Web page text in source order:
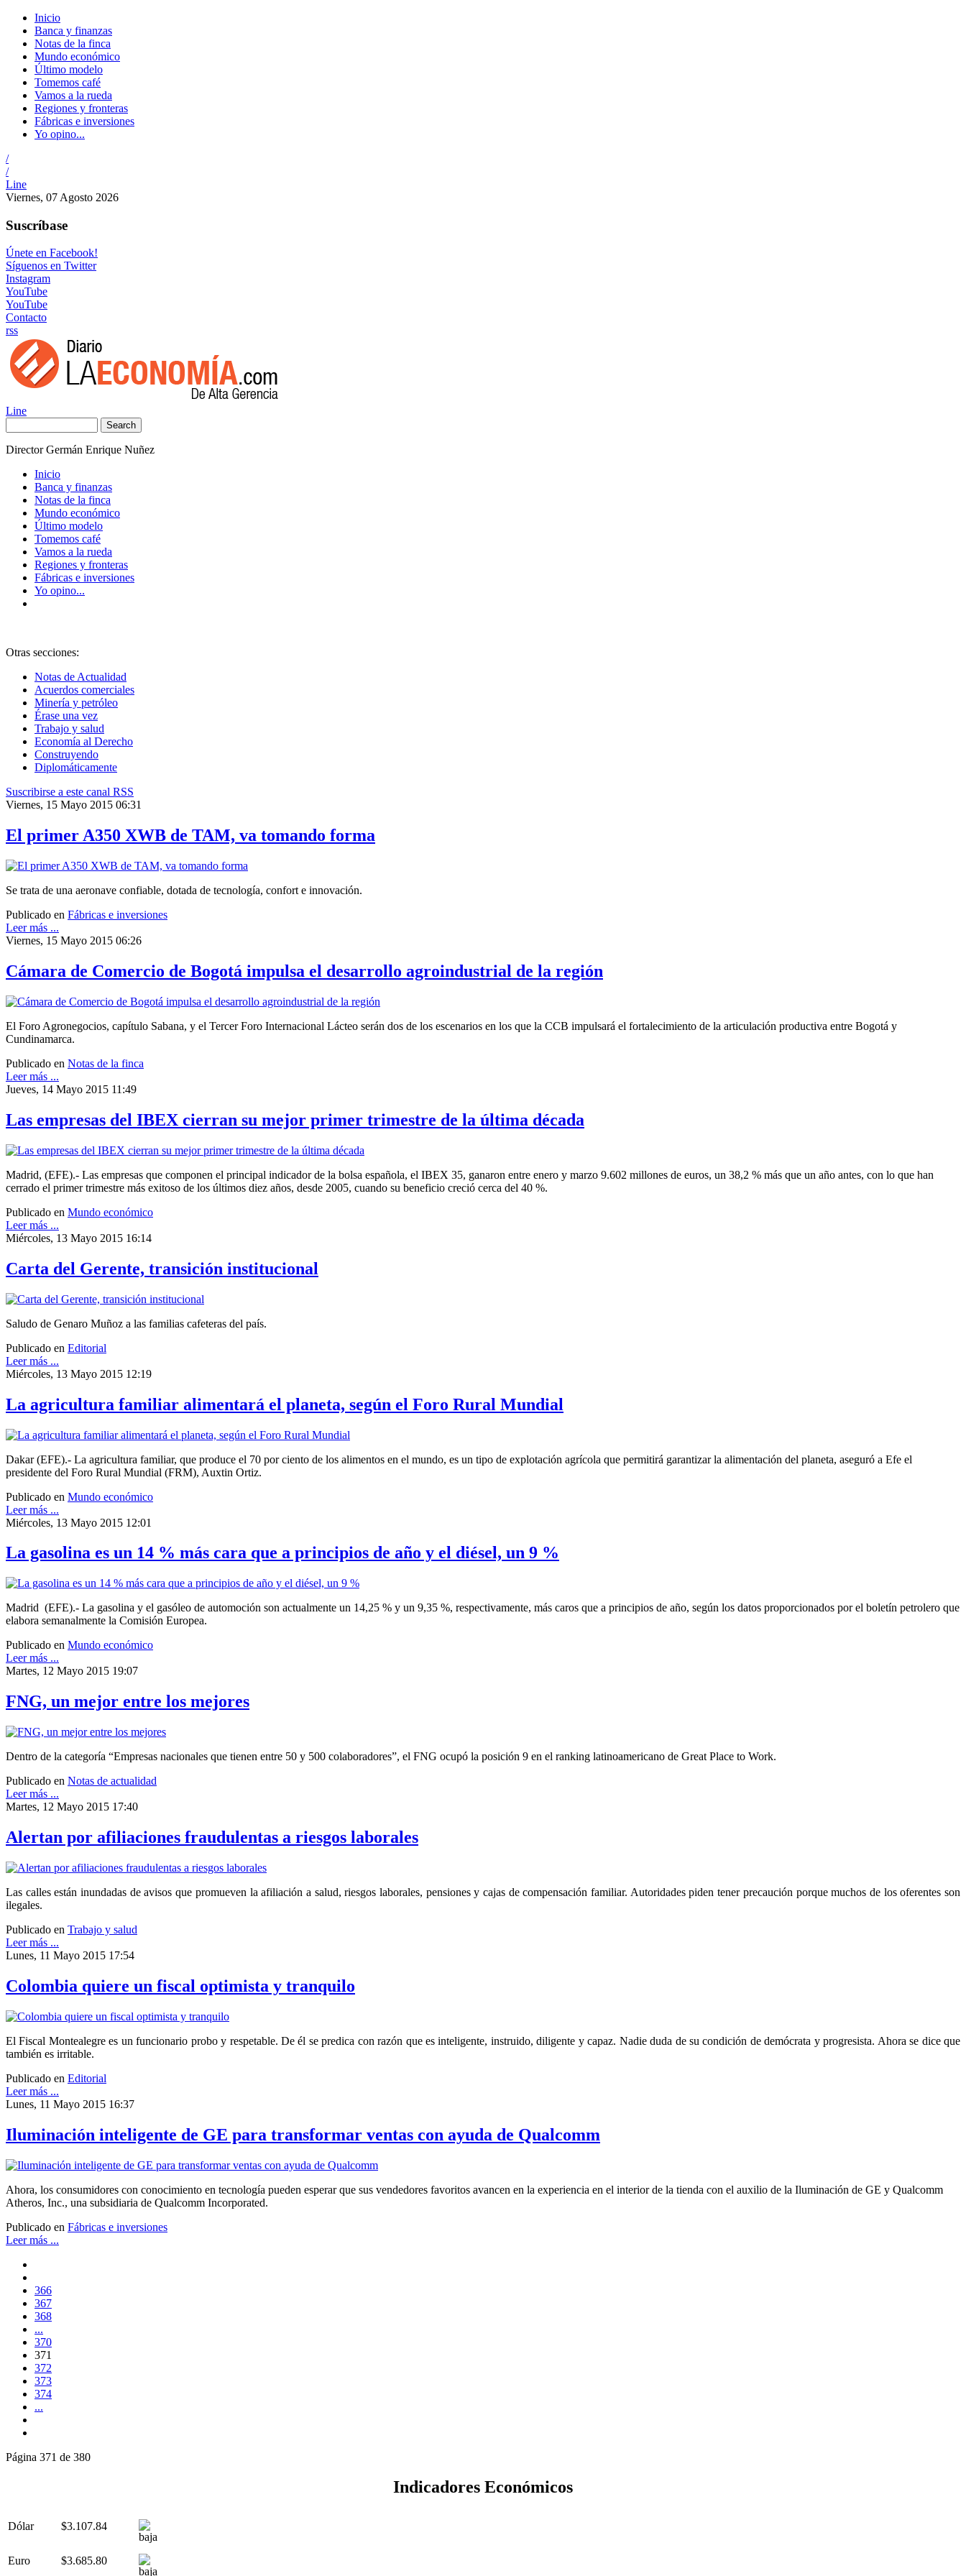
Inicio
Banca y finanzas
Notas de la finca
Mundo económico
Último modelo
Tomemos café
Vamos a la rueda
Regiones y fronteras
Fábricas e inversiones
Yo opino...
/
/
Line
Viernes, 07 Agosto 2026
Suscríbase
Únete en Facebook!
Síguenos en Twitter
Instagram
YouTube
YouTube
Contacto
rss
Line
Search
Director Germán Enrique Nuñez
Inicio
Banca y finanzas
Notas de la finca
Mundo económico
Último modelo
Tomemos café
Vamos a la rueda
Regiones y fronteras
Fábricas e inversiones
Yo opino...
Otras secciones:
Notas de Actualidad
Acuerdos comerciales
Minería y petróleo
Érase una vez
Trabajo y salud
Economía al Derecho
Construyendo
Diplomáticamente
Suscribirse a este canal RSS
Viernes, 15 Mayo 2015 06:31
El primer A350 XWB de TAM, va tomando forma
Se trata de una aeronave confiable, dotada de tecnología, confort e innovación.
Publicado en Fábricas e inversiones
Leer más ...
Viernes, 15 Mayo 2015 06:26
Cámara de Comercio de Bogotá impulsa el desarrollo agroindustrial de la región
El Foro Agronegocios, capítulo Sabana, y el Tercer Foro Internacional Lácteo serán dos de los escenarios en los que la CCB impulsará el fortalecimiento de la articulación productiva entre Bogotá y
Cundinamarca.
Publicado en Notas de la finca
Leer más ...
Jueves, 14 Mayo 2015 11:49
Las empresas del IBEX cierran su mejor primer trimestre de la última década
Madrid, (EFE).- Las empresas que componen el principal indicador de la bolsa española, el IBEX 35, ganaron entre enero y marzo 9.602 millones de euros, un 38,2 % más que un año antes, con lo que han
cerrado el primer trimestre más exitoso de los últimos diez años, desde 2005, cuando su beneficio creció cerca del 40 %.
Publicado en Mundo económico
Leer más ...
Miércoles, 13 Mayo 2015 16:14
Carta del Gerente, transición institucional
Saludo de Genaro Muñoz a las familias cafeteras del país.
Publicado en Editorial
Leer más ...
Miércoles, 13 Mayo 2015 12:19
La agricultura familiar alimentará el planeta, según el Foro Rural Mundial
Dakar (EFE).- La agricultura familiar, que produce el 70 por ciento de los alimentos en el mundo, es un tipo de explotación agrícola que permitirá garantizar la alimentación del planeta, aseguró a Efe el
presidente del Foro Rural Mundial (FRM), Auxtin Ortiz.
Publicado en Mundo económico
Leer más ...
Miércoles, 13 Mayo 2015 12:01
La gasolina es un 14 % más cara que a principios de año y el diésel, un 9 %
Madrid (EFE).- La gasolina y el gasóleo de automoción son actualmente un 14,25 % y un 9,35 %, respectivamente, más caros que a principios de año, según los datos proporcionados por el boletín petrolero que
elabora semanalmente la Comisión Europea.
Publicado en Mundo económico
Leer más ...
Martes, 12 Mayo 2015 19:07
FNG, un mejor entre los mejores
Dentro de la categoría “Empresas nacionales que tienen entre 50 y 500 colaboradores”, el FNG ocupó la posición 9 en el ranking latinoamericano de Great Place to Work.
Publicado en Notas de actualidad
Leer más ...
Martes, 12 Mayo 2015 17:40
Alertan por afiliaciones fraudulentas a riesgos laborales
Las calles están inundadas de avisos que promueven la afiliación a salud, riesgos laborales, pensiones y cajas de compensación familiar. Autoridades piden tener precaución porque muchos de los oferentes son
ilegales.
Publicado en Trabajo y salud
Leer más ...
Lunes, 11 Mayo 2015 17:54
Colombia quiere un fiscal optimista y tranquilo
El Fiscal Montealegre es un funcionario probo y respetable. De él se predica con razón que es inteligente, instruido, diligente y capaz. Nadie duda de su condición de demócrata y progresista. Ahora se dice que
también es irritable.
Publicado en Editorial
Leer más ...
Lunes, 11 Mayo 2015 16:37
Iluminación inteligente de GE para transformar ventas con ayuda de Qualcomm
Ahora, los consumidores con conocimiento en tecnología pueden esperar que sus vendedores favoritos avancen en la experiencia en el interior de la tienda con el auxilio de la Iluminación de GE y Qualcomm
Atheros, Inc., una subsidiaria de Qualcomm Incorporated.
Publicado en Fábricas e inversiones
Leer más ...
366
367
368
...
370
371
372
373
374
...
Página 371 de 380
Indicadores Económicos
Dólar $3.107.84
Euro $3.685.80